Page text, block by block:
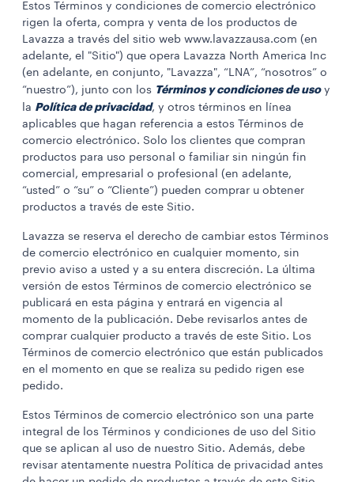
Estos Términos y condiciones de comercio electrónico
rigen la oferta, compra y venta de los productos de
Lavazza a través del sitio web www.lavazzausa.com (en
adelante, el "Sitio") que opera Lavazza North America Inc
(en adelante, en conjunto, "Lavazza", “LNA”, “nosotros” o
“nuestro”), junto con los Términos y condiciones de uso y
la Política de privacidad, y otros términos en línea
aplicables que hagan referencia a estos Términos de
comercio electrónico. Solo los clientes que compran
productos para uso personal o familiar sin ningún fin
comercial, empresarial o profesional (en adelante,
“usted” o “su” o “Cliente”) pueden comprar u obtener
productos a través de este Sitio.
Lavazza se reserva el derecho de cambiar estos Términos
de comercio electrónico en cualquier momento, sin
previo aviso a usted y a su entera discreción. La última
versión de estos Términos de comercio electrónico se
publicará en esta página y entrará en vigencia al
momento de la publicación. Debe revisarlos antes de
comprar cualquier producto a través de este Sitio. Los
Términos de comercio electrónico que están publicados
en el momento en que se realiza su pedido rigen ese
pedido.
Estos Términos de comercio electrónico son una parte
integral de los Términos y condiciones de uso del Sitio
que se aplican al uso de nuestro Sitio. Además, debe
revisar atentamente nuestra Política de privacidad antes